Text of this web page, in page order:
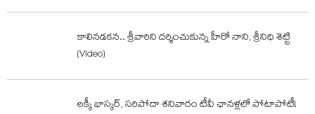
కాలినడకన.. శ్రీవారిని దర్శించుకున్న హీరో నాని, శ్రీనిధి శెట్టి
(Video)
ల‌క్కీ భాస్క‌ర్‌, స‌రిపోదా శ‌నివారం టీవీ ఛాన‌ళ్ల‌లో పోటాపోటీ!